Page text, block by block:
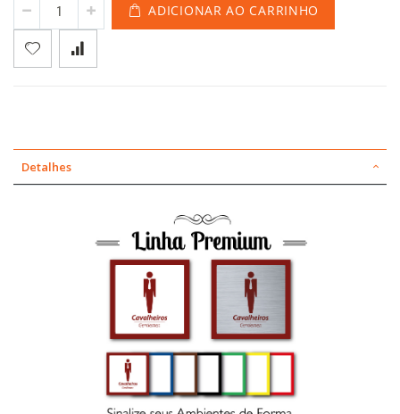
ADICIONAR AO CARRINHO
Detalhes